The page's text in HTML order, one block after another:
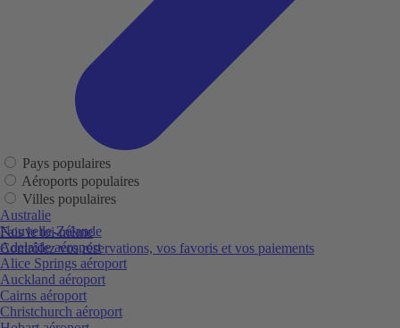
Fais le toi-même
Contrôlez vos réservations, vos favoris et vos paiements
Pays populaires
Aéroports populaires
Villes populaires
Australie
Nouvelle-Zélande
Adelaide aéroport
Alice Springs aéroport
Auckland aéroport
Cairns aéroport
Christchurch aéroport